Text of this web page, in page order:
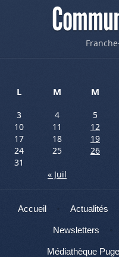
L
M M
3
4 5
10
11 12
17
18 19
24
25 26
31
« Juil
Menu
Aller au contenu
Accueil Actualités
Newsletters
Médiathèque